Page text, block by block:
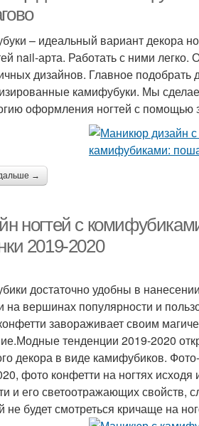
– идеальный вариант декора
nail-арта. Работать с ними
дизайнов. Главное
камифубуки. Мы
оформления ногтей с помощью
→
ногтей с
2019-2020
достаточно удобны в
на вершинах популярности и
завораживает своим
тенденции 2019-2020
декора в виде камифубиков.
фото конфетти на ногтях
и его светоотражающих свойств,
не будет смотреться кричаще на